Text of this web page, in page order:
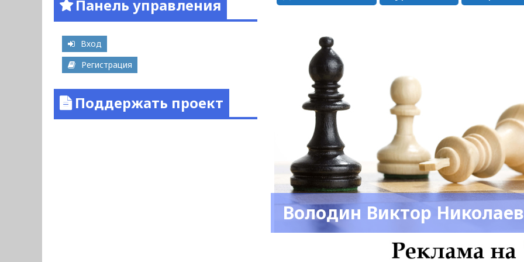
Володин Виктор
Панель управления
Вход
Регистрация
Поддержать проект